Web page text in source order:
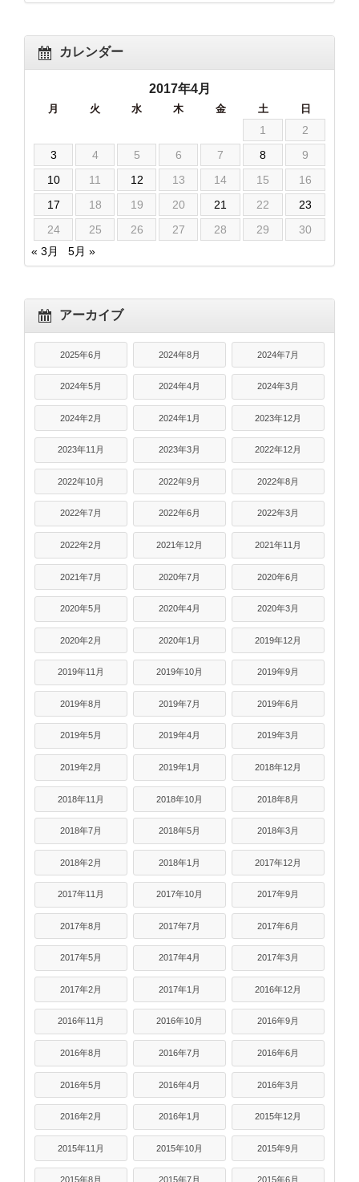
カレンダー
2017年4月
月 火 水 木 金 土 日
1
2
3
4 5 6 7 8
9
10
11 12 13 14 15
16
17
18 19 20 21 22
23
24
25 26 27 28 29
30
« 3月
5月 »
アーカイブ
2025年6月 2024年8月 2024年7月
2024年5月 2024年4月 2024年3月
2024年2月 2024年1月 2023年12月
2023年11月 2023年3月 2022年12月
2022年10月 2022年9月 2022年8月
2022年7月 2022年6月 2022年3月
2022年2月 2021年12月 2021年11月
2021年7月 2020年7月 2020年6月
2020年5月 2020年4月 2020年3月
2020年2月 2020年1月 2019年12月
2019年11月 2019年10月 2019年9月
2019年8月 2019年7月 2019年6月
2019年5月 2019年4月 2019年3月
2019年2月 2019年1月 2018年12月
2018年11月 2018年10月 2018年8月
2018年7月 2018年5月 2018年3月
2018年2月 2018年1月 2017年12月
2017年11月 2017年10月 2017年9月
2017年8月 2017年7月 2017年6月
2017年5月 2017年4月 2017年3月
2017年2月 2017年1月 2016年12月
2016年11月 2016年10月 2016年9月
2016年8月 2016年7月 2016年6月
2016年5月 2016年4月 2016年3月
2016年2月 2016年1月 2015年12月
2015年11月 2015年10月 2015年9月
2015年8月 2015年7月 2015年6月